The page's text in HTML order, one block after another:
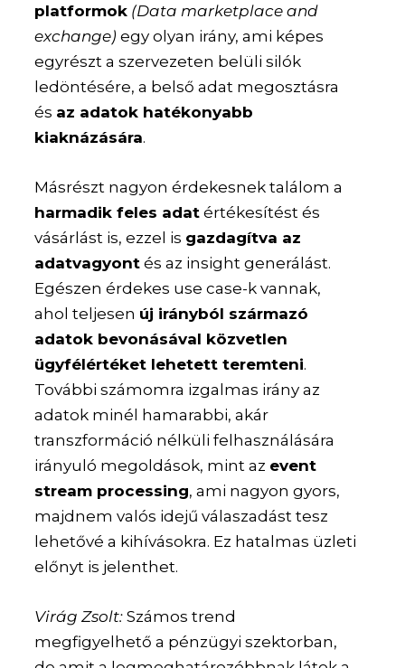
platformok (Data marketplace and
exchange) egy olyan irány, ami képes
egyrészt a szervezeten belüli silók
ledöntésére, a belső adat megosztásra
és az adatok hatékonyabb
kiaknázására.
Másrészt nagyon érdekesnek találom a
harmadik feles adat értékesítést és
vásárlást is, ezzel is gazdagítva az
adatvagyont és az insight generálást.
Egészen érdekes use case-k vannak,
ahol teljesen új irányból származó
adatok bevonásával közvetlen
ügyfélértéket lehetett teremteni.
További számomra izgalmas irány az
adatok minél hamarabbi, akár
transzformáció nélküli felhasználására
irányuló megoldások, mint az event
stream processing, ami nagyon gyors,
majdnem valós idejű válaszadást tesz
lehetővé a kihívásokra. Ez hatalmas üzleti
előnyt is jelenthet.
Virág Zsolt: Számos trend
megfigyelhető a pénzügyi szektorban,